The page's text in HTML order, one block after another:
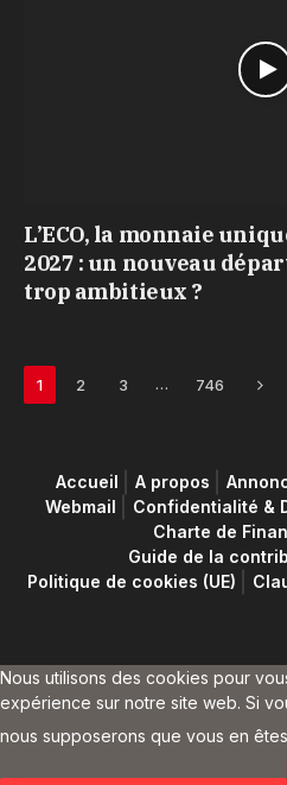
L’ECO, la monnaie
2027 : un nouveau
trop ambitieux ?
1 2 3 … 746 Next
Accueil A propos
Webmail
Confidentialité &
Charte de
Guide de la
Politique de cookies (UE)
Nous utilisons des cookies pour
expérience sur notre site web. Si
nous supposerons que vous en